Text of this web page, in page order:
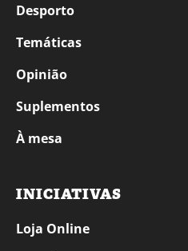
Desporto
Temáticas
Opinião
Suplementos
À mesa
INICIATIVAS
Loja Online